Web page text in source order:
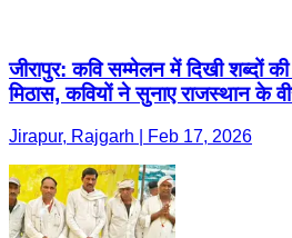
जीरापुर: कवि सम्मेलन में दिखी शब्दों
मिठास, कवियों ने सुनाए राजस्थान के
Jirapur, Rajgarh | Feb 17, 2026